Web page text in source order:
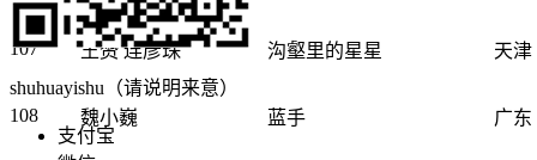
107 王赟 连彦珠 沟壑里的星星 天津
108 魏小巍 蓝手 广东
shuhuayishu（请说明来意）
支付宝